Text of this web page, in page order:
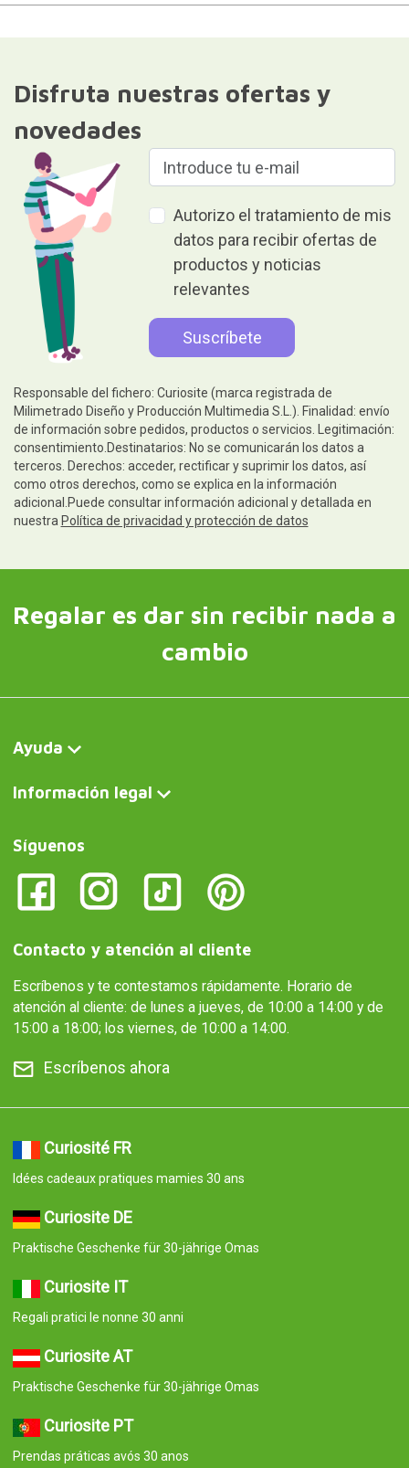
Disfruta nuestras ofertas y
novedades
Autorizo el tratamiento de mis
datos para recibir ofertas de
productos y noticias
relevantes
Responsable del fichero: Curiosite (marca registrada de
Milimetrado Diseño y Producción Multimedia S.L.). Finalidad: envío
de información sobre pedidos, productos o servicios. Legitimación:
consentimiento.Destinatarios: No se comunicarán los datos a
terceros. Derechos: acceder, rectificar y suprimir los datos, así
como otros derechos, como se explica en la información
adicional.Puede consultar información adicional y detallada en
nuestra Política de privacidad y protección de datos
Regalar es dar sin recibir nada a
cambio
Ayuda
Información legal
Síguenos
Contacto y atención al cliente
Escríbenos y te contestamos rápidamente. Horario de
atención al cliente: de lunes a jueves, de 10:00 a 14:00 y de
15:00 a 18:00; los viernes, de 10:00 a 14:00.
Escríbenos ahora
Curiosité FR
Idées cadeaux pratiques mamies 30 ans
Curiosite DE
Praktische Geschenke für 30-jährige Omas
Curiosite IT
Regali pratici le nonne 30 anni
Curiosite AT
Praktische Geschenke für 30-jährige Omas
Curiosite PT
Prendas práticas avós 30 anos